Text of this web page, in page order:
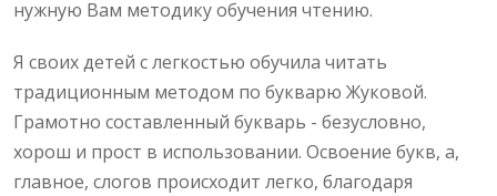
нужную Вам методику обучения чтению.
Я своих детей с легкостью обучила читать
традиционным методом по букварю Жуковой.
Грамотно составленный букварь - безусловно,
хорош и прост в использовании. Освоение букв, а,
главное, слогов происходит легко, благодаря